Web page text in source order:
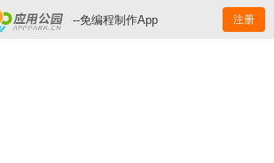
--免编程制作App 注册